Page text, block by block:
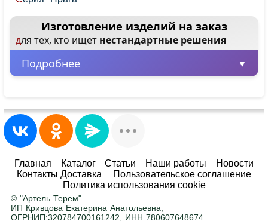
Изготовление изделий на заказ
для тех, кто ищет нестандартные решения
Подробнее
Заказывайте от одного изделия, не
ограничиваясь большими объемами.
Любые размеры и цвета
Адаптируем любой товар под ваше
помещение. Ширина, высота, глубина — по
вашему заданию. Покраска в любой цвет RAL
Главная Каталог Статьи Наши работы
Новости
Контакты Доставка
Пользовательское соглашение
Политика использования cookie
© "Артель Терем"
ИП Кривцова Екатерина Анатольевна,
ОГРНИП:320784700161242, ИНН 780607648674